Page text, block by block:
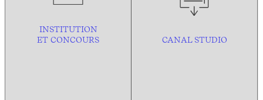
INSTITUTION
ET CONCOURS
CANAL STUDIO